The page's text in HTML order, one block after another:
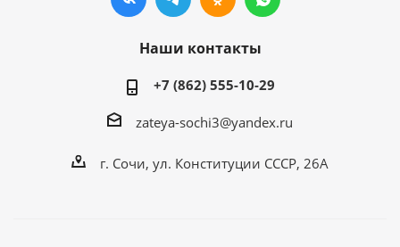
Наши контакты
+7 (862) 555-10-29
zateya-sochi3@yandex.ru
г. Сочи, ул. Конституции СССР, 26А